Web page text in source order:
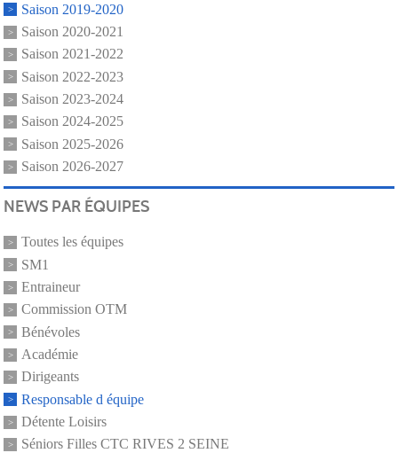
Saison 2019-2020
Saison 2020-2021
Saison 2021-2022
Saison 2022-2023
Saison 2023-2024
Saison 2024-2025
Saison 2025-2026
Saison 2026-2027
NEWS PAR ÉQUIPES
Toutes les équipes
SM1
Entraineur
Commission OTM
Bénévoles
Académie
Dirigeants
Responsable d équipe
Détente Loisirs
Séniors Filles CTC RIVES 2 SEINE